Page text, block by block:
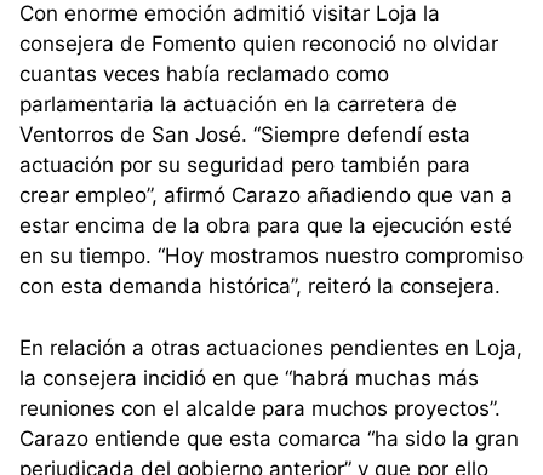
Con enorme emoción admitió visitar Loja la
consejera de Fomento quien reconoció no olvidar
cuantas veces había reclamado como
parlamentaria la actuación en la carretera de
Ventorros de San José. “Siempre defendí esta
actuación por su seguridad pero también para
crear empleo”, afirmó Carazo añadiendo que van a
estar encima de la obra para que la ejecución esté
en su tiempo. “Hoy mostramos nuestro compromiso
con esta demanda histórica”, reiteró la consejera.
En relación a otras actuaciones pendientes en Loja,
la consejera incidió en que “habrá muchas más
reuniones con el alcalde para muchos proyectos”.
Carazo entiende que esta comarca “ha sido la gran
perjudicada del gobierno anterior” y que por ello